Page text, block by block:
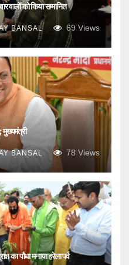
वालों को किया सम्मानित
BANSAL 69 Views
मुख्यमंत्री
BANSAL 78 Views
का पौधा मनाया हरेला पर्व